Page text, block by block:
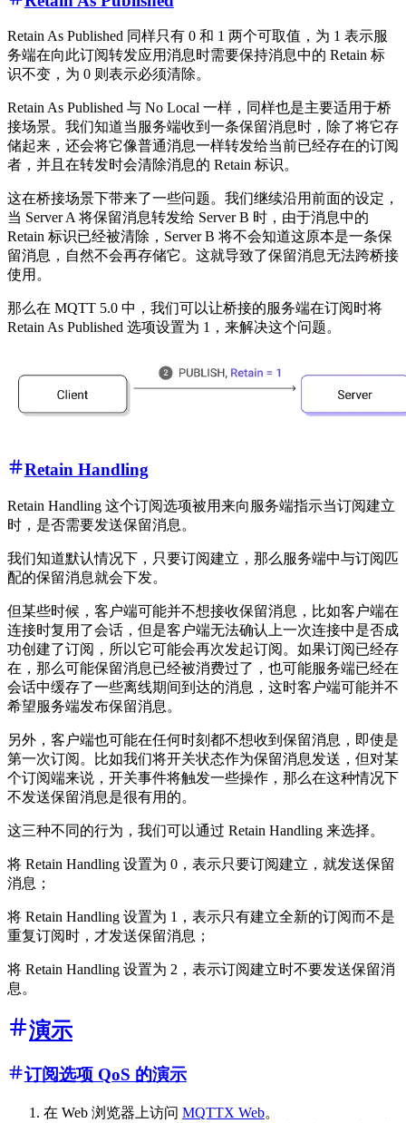
Retain As Published 同样只有 0 和 1 两个可取值，为 1 表示服
务端在向此订阅转发应用消息时需要保持消息中的 Retain 标
识不变，为 0 则表示必须清除。
Retain As Published 与 No Local 一样，同样也是主要适用于桥
接场景。我们知道当服务端收到一条保留消息时，除了将它存
储起来，还会将它像普通消息一样转发给当前已经存在的订阅
者，并且在转发时会清除消息的 Retain 标识。
这在桥接场景下带来了一些问题。我们继续沿用前面的设定，
当 Server A 将保留消息转发给 Server B 时，由于消息中的
Retain 标识已经被清除，Server B 将不会知道这原本是一条保
留消息，自然不会再存储它。这就导致了保留消息无法跨桥接
使用。
那么在 MQTT 5.0 中，我们可以让桥接的服务端在订阅时将
Retain As Published 选项设置为 1，来解决这个问题。
Retain Handling
Retain Handling 这个订阅选项被用来向服务端指示当订阅建立
时，是否需要发送保留消息。
我们知道默认情况下，只要订阅建立，那么服务端中与订阅匹
配的保留消息就会下发。
但某些时候，客户端可能并不想接收保留消息，比如客户端在
连接时复用了会话，但是客户端无法确认上一次连接中是否成
功创建了订阅，所以它可能会再次发起订阅。如果订阅已经存
在，那么可能保留消息已经被消费过了，也可能服务端已经在
会话中缓存了一些离线期间到达的消息，这时客户端可能并不
希望服务端发布保留消息。
另外，客户端也可能在任何时刻都不想收到保留消息，即使是
第一次订阅。比如我们将开关状态作为保留消息发送，但对某
个订阅端来说，开关事件将触发一些操作，那么在这种情况下
不发送保留消息是很有用的。
这三种不同的行为，我们可以通过 Retain Handling 来选择。
将 Retain Handling 设置为 0，表示只要订阅建立，就发送保留
消息；
将 Retain Handling 设置为 1，表示只有建立全新的订阅而不是
重复订阅时，才发送保留消息；
将 Retain Handling 设置为 2，表示订阅建立时不要发送保留消
息。
演示
订阅选项 QoS 的演示
在 Web 浏览器上访问 MQTTX Web。